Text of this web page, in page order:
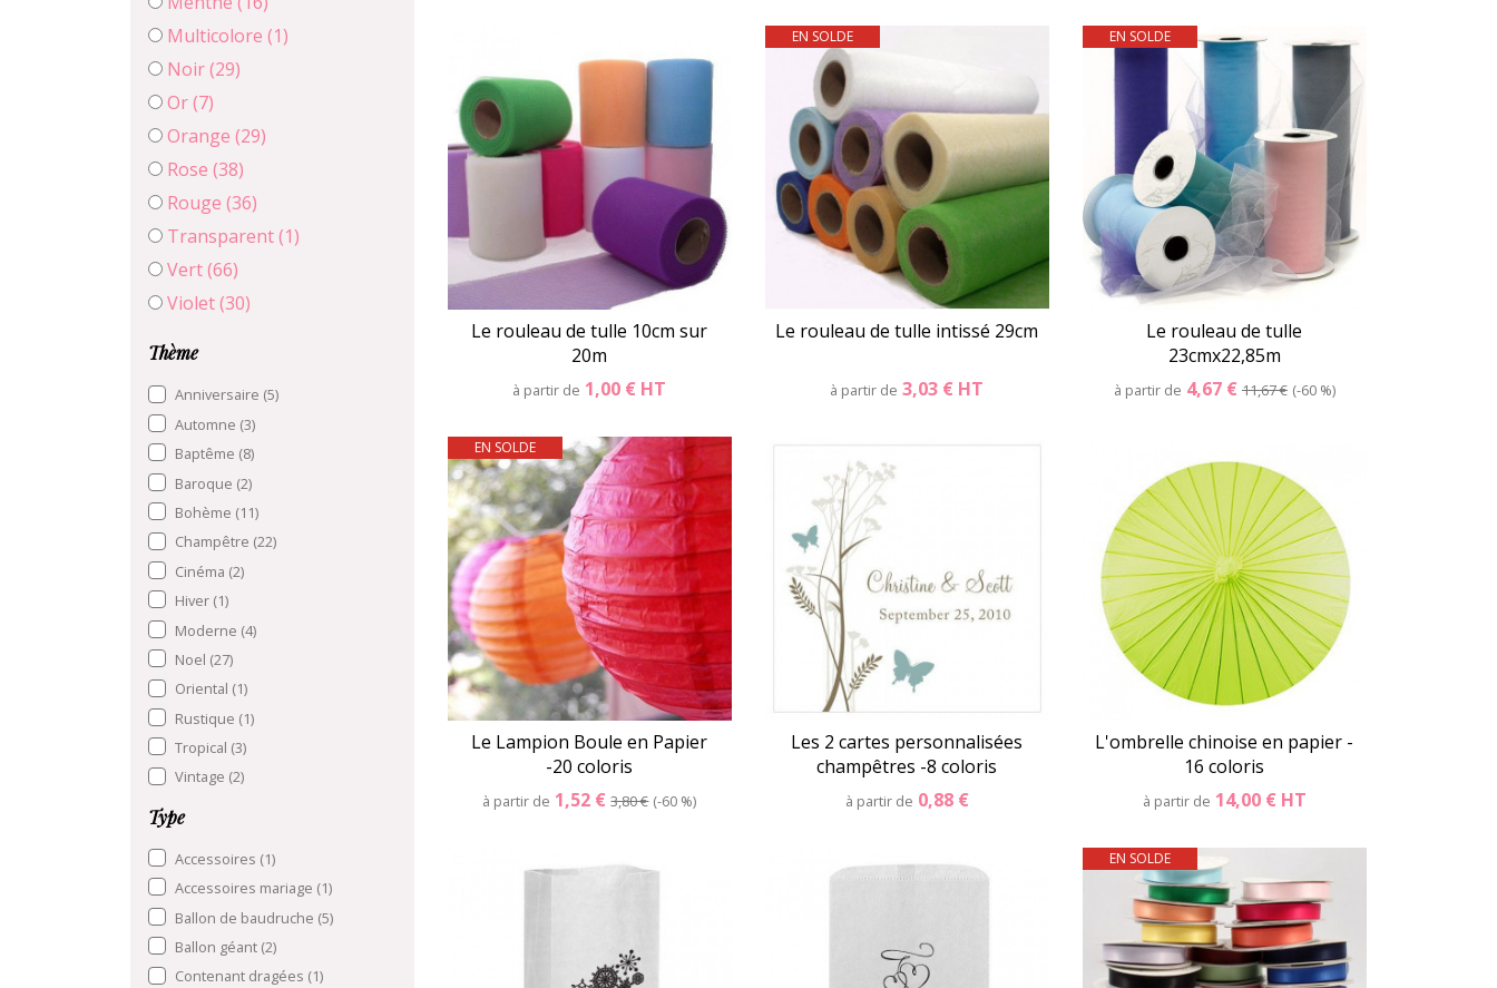
Multicolore (1)
Noir(29)
Or(7)
Orange (29)
Rose (38)
Rouge (36)
Transparent(1)
Vert(66)
Violet(30)
Thème
Anniversaire (5)
Automne (3)
Baptême (8)
Baroque (2)
Bohème (11)
Champêtre (22)
Cinéma (2)
Hiver (1)
Moderne (4)
Noel (27)
Oriental (1)
Rustique (1)
Tropical (3)
Vintage (2)
Type
Accessoires (1)
Accessoires mariage (1)
Ballon de baudruche (5)
Ballon géant (2)
Contenant dragées (1)
Détails Détails Panier
Le rouleau de tulle 10cm sur
20m
à partir de 1,00 € HT
Détails Panier
EN SOLDE
Le rouleau de tulle intissé 29cm
à partir de 3,03 € HT
Détails
EN SOLDE
Le rouleau de tulle
23cmx22,85m
à partir de 4,67 € 11,67 € -60 %
Détails
EN SOLDE
Le Lampion Boule en Papier
-20 coloris
à partir de 1,52 €3,80 € -60 %
Détails Panier
Les 2 cartes personnalisées
champêtres -8 coloris
à partir de 0,88 €
Détails Panier
L'ombrelle chinoise en papier -
16 coloris
à partir de 14,00 € HT
Détails
EN SOLDE